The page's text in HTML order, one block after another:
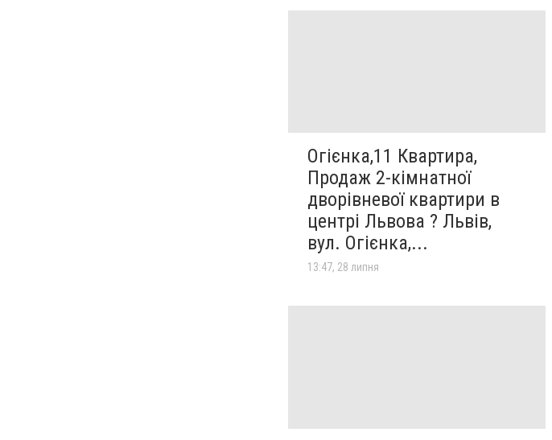
Огієнка,11 Квартира,
Продаж 2-кімнатної
дворівневої квартири в
центрі Львова ? Львів,
вул. Огієнка,...
13:47, 28 липня